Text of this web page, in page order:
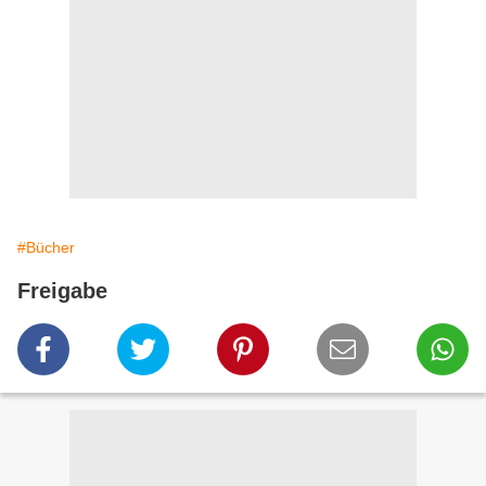
#Bücher
Freigabe